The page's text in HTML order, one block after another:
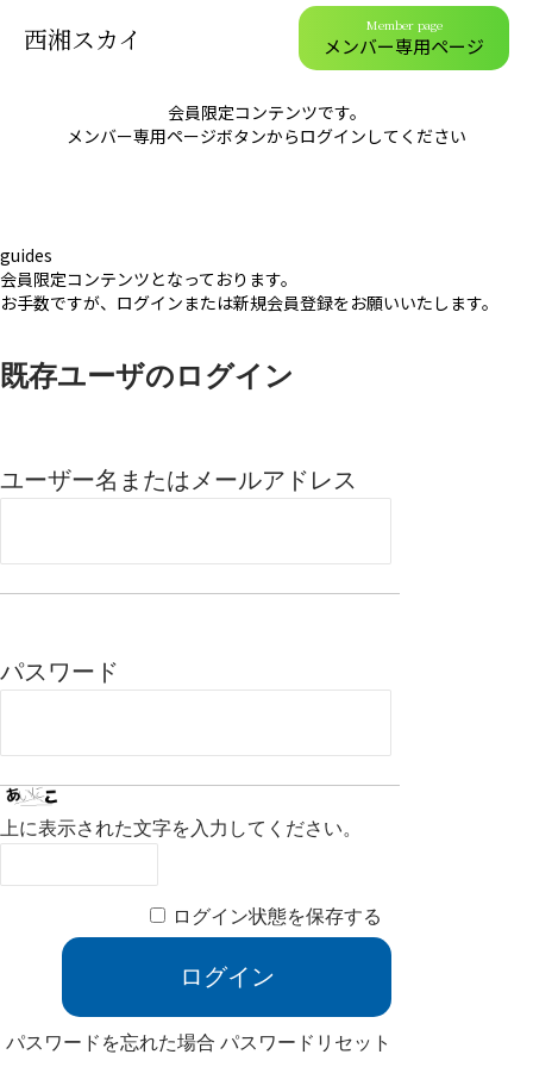
西湘スカイ Member page
メンバー専用ページ
会員限定コンテンツです。
メンバー専用ページボタンからログインしてください
guides
会員限定コンテンツとなっております。
お手数ですが、ログインまたは新規会員登録をお願いいたします。
既存ユーザのログイン
ユーザー名またはメールアドレス
パスワード
上に表示された文字を入力してください。
ログイン状態を保存する
パスワードを忘れた場合パスワードリセット